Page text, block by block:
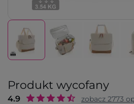
Produkt wycofany
4.9 zobacz 2773